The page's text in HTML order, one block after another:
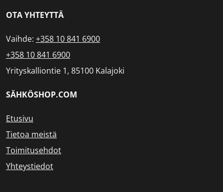
OTA YHTEYTTÄ
Vaihde: +358 10 841 6900
+358 10 841 6900
Yrityskalliontie 1, 85100 Kalajoki
SÄHKÖSHOP.COM
Etusivu
Tietoa meistä
Toimitusehdot
Yhteystiedot